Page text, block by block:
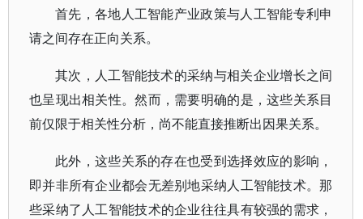
首先，各地人工智能产业政策与人工智能专利申
请之间存在正向关系。
其次，人工智能技术的采纳与相关企业增长之间
也呈现出相关性。然而，需要明确的是，这些关系目
前仅限于相关性分析，尚不能直接推断出因果关系。
此外，这些关系的存在也受到选择效应的影响，
即并非所有企业都会无差别地采纳人工智能技术。那
些采纳了人工智能技术的企业往往具有较强的需求，